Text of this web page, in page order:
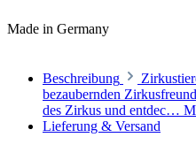
Made in Germany
Beschreibung
bezaubernden
des Zirkus und entdec…
Lieferung & Versand